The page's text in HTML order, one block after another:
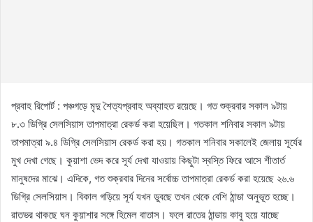
প্রবাহ রিপোর্ট : পঞ্চগড়ে মৃদু শৈত্যপ্রবাহ অব্যাহত রয়েছে। গত শুক্রবার সকাল ৯টায়
৮.৩ ডিগ্রি সেলসিয়াস তাপমাত্রা রেকর্ড করা হয়েছিল। গতকাল শনিবার সকাল ৯টায়
তাপমাত্রা ৯.৪ ডিগ্রি সেলসিয়াস রেকর্ড করা হয়। গতকাল শনিবার সকালেই জেলায় সূর্যের
মুখ দেখা গেছে। কুয়াশা ভেদ করে সূর্য দেখা যাওয়ায় কিছুটা স্বস্তি ফিরে আসে শীতার্ত
মানুষদের মাঝে। এদিকে, গত শুক্রবার দিনের সর্বোচ্চ তাপমাত্রা রেকর্ড করা হয়েছে ২৬.৬
ডিগ্রি সেলসিয়াস। বিকাল গড়িয়ে সূর্য যখন ডুবছে তখন থেকে বেশি ঠান্ডা অনুভূত হচ্ছে।
রাতভর থাকছে ঘন কুয়াশার সঙ্গে হিমেল বাতাস। ফলে রাতের ঠান্ডায় কাবু হয়ে যাচ্ছে